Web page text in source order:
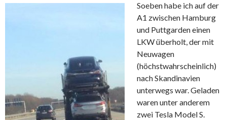
Soeben habe ich auf der
A1 zwischen Hamburg
und Puttgarden einen
LKW überholt, der mit
Neuwagen
(höchstwahrscheinlich)
nach Skandinavien
unterwegs war. Geladen
waren unter anderem
zwei Tesla Model S.